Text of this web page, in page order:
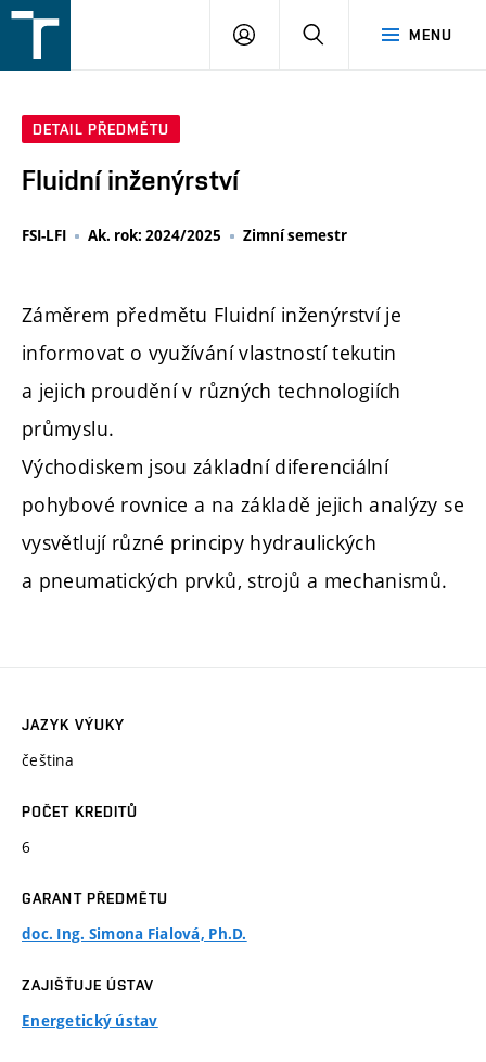
v
MENU
PŘIHLÁŠENÍ
DETAIL PŘEDMĚTU
Fluidní inženýrství
FSI-LFI Ak. rok: 2024/2025 Zimní semestr
Záměrem předmětu Fluidní inženýrství je
informovat o využívání vlastností tekutin
a jejich proudění v různých technologiích
průmyslu.
Východiskem jsou základní diferenciální
pohybové rovnice a na základě jejich analýzy se
vysvětlují různé principy hydraulických
a pneumatických prvků, strojů a mechanismů.
JAZYK VÝUKY
čeština
POČET KREDITŮ
6
GARANT PŘEDMĚTU
doc. Ing. Simona Fialová, Ph.D.
ZAJIŠŤUJE ÚSTAV
Energetický ústav